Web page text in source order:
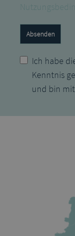
Absenden
Ich habe
Kenntnis
und bin